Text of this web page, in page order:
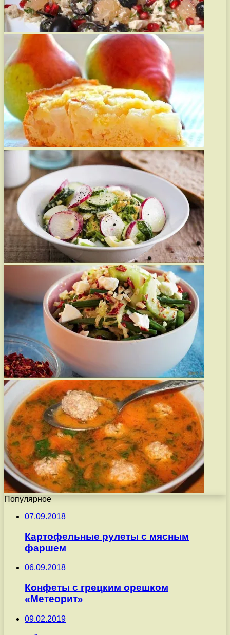
Популярное
07.09.2018
Картофельные рулеты с мясным
фаршем
06.09.2018
Конфеты с грецким орешком
«Метеорит»
09.02.2019